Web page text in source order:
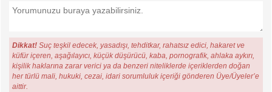
Dikkat! Suç teşkil edecek, yasadışı, tehditkar, rahatsız edici, hakaret ve
küfür içeren, aşağılayıcı, küçük düşürücü, kaba, pornografik, ahlaka aykırı,
kişilik haklarına zarar verici ya da benzeri niteliklerde içeriklerden doğan
her türlü mali, hukuki, cezai, idari sorumluluk içeriği gönderen Üye/Üyeler’e
aittir.